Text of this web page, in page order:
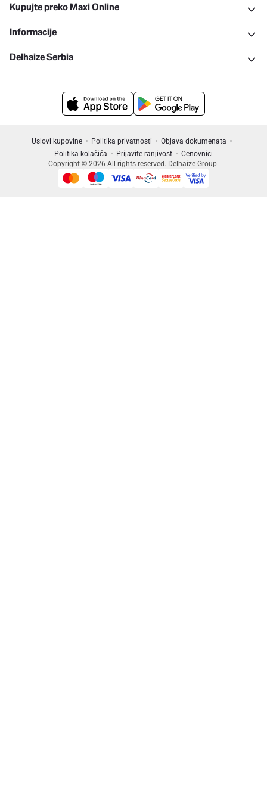
Kupujte preko Maxi Online
Informacije
Delhaize Serbia
Uslovi kupovine Politika privatnosti
Objava dokumenata
Politika kolačića
Prijavite ranjivost
Cenovnici
Copyright © 2026 All rights reserved. Delhaize Group.